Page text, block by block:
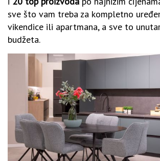
sve što vam treba za kompletno
vikendice ili apartmana, a sve to
budžeta.